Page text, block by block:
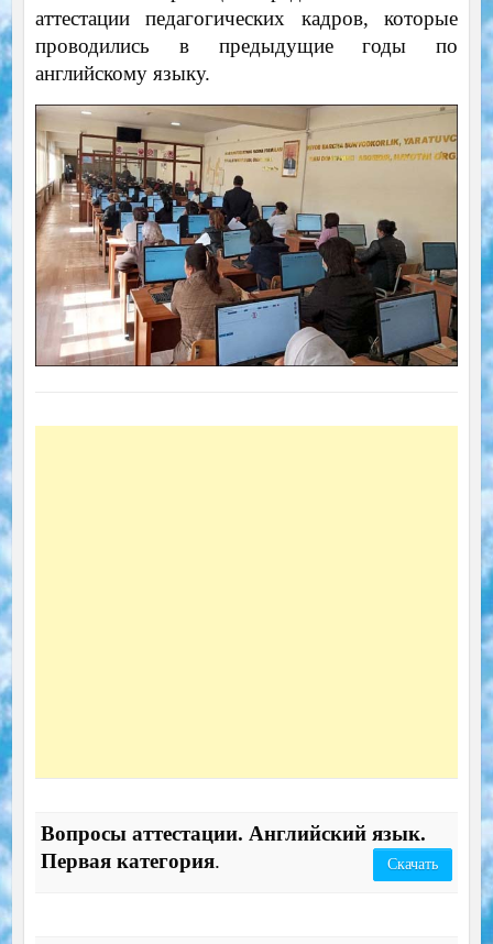
аттестации педагогических кадров, которые
проводились в предыдущие годы по
английскому языку.
Вопросы аттестации. Английский язык.
Первая категория. Скачать